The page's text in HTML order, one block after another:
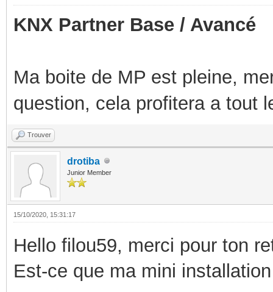
KNX Partner Base / Avancé
Ma boite de MP est pleine,
question, cela profitera a tout
Trouver
drotiba
Junior Member
15/10/2020, 15:31:17
Hello filou59, merci pour ton
Est-ce que ma mini